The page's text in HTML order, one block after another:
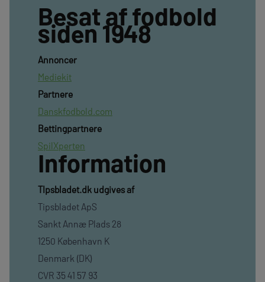
Besat af fodbold
siden 1948
Annoncer
Mediekit
Partnere
Danskfodbold.com
Bettingpartnere
SpilXperten
Information
TIpsbladet.dk udgives af
Tipsbladet ApS
Sankt Annæ Plads 28
1250 København K
Denmark (DK)
CVR 35 41 57 93